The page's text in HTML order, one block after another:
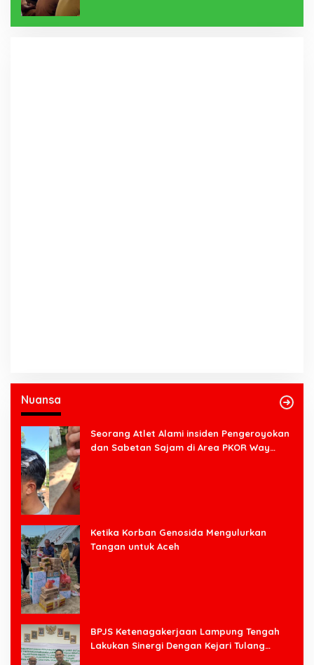
Nuansa
Seorang Atlet Alami insiden Pengeroyokan
dan Sabetan Sajam di Area PKOR Way
Ketika Korban Genosida Mengulurkan
Tangan untuk Aceh
BPJS Ketenagakerjaan Lampung Tengah
Lakukan Sinergi Dengan Kejari Tulang